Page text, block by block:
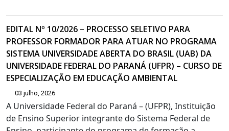
EDITAL Nº 10/2026 – PROCESSO SELETIVO PARA
PROFESSOR FORMADOR PARA ATUAR NO PROGRAMA
SISTEMA UNIVERSIDADE ABERTA DO BRASIL (UAB) DA
UNIVERSIDADE FEDERAL DO PARANÁ (UFPR) – CURSO DE
ESPECIALIZAÇÃO EM EDUCAÇÃO AMBIENTAL
03 julho, 2026
A Universidade Federal do Paraná – (UFPR), Instituição
de Ensino Superior integrante do Sistema Federal de